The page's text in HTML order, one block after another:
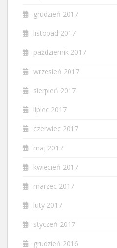
grudzień 2017
listopad 2017
październik 2017
wrzesień 2017
sierpień 2017
lipiec 2017
czerwiec 2017
maj 2017
kwiecień 2017
marzec 2017
luty 2017
styczeń 2017
grudzień 2016